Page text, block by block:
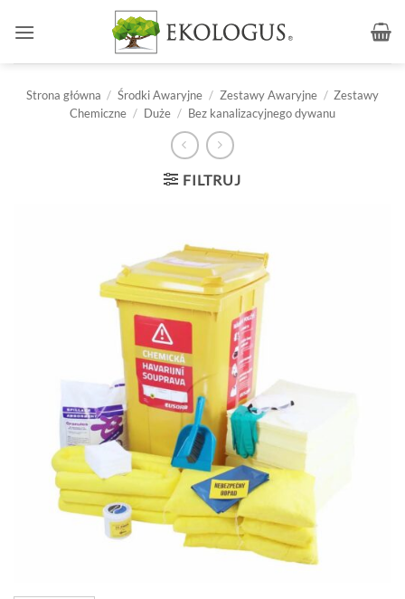
Strona główna / Środki Awaryjne / Zestawy Awaryjne / Zestawy
Chemiczne / Duże / Bez kanalizacyjnego dywanu
FILTRUJ